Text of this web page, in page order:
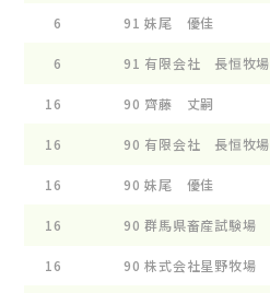
6 91 妹尾 優佳
6 91 有限会社 長恒牧場
16 90 齊藤 丈嗣
16 90 有限会社 長恒牧場
16 90 妹尾 優佳
16 90 群馬県畜産試験場
16 90 株式会社星野牧場